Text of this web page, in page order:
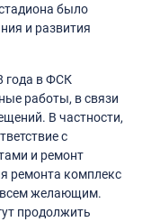
было
и развития
года в ФСК
работы, в связи
В частности,
с
и ремонт
ремонта комплекс
всем желающим.
продолжить